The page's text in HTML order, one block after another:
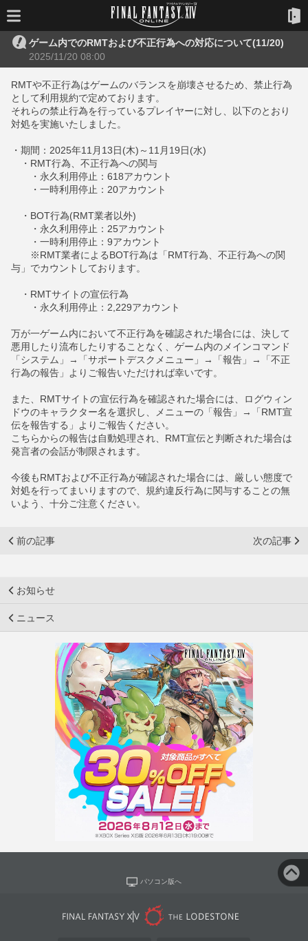
ゲーム内でのRMTおよび不正行為への対応について(11/20)
2025/11/20 08:00
RMTや不正行為はゲームのバランスを崩壊させるため、禁止行為
として利用規約で定めております。
それらの禁止行為を行っているプレイヤーに対し、以下のとおり
対処を実施いたしました。
・期間：2025年11月13日(木)～11月19日(水)
・RMT行為、不正行為への関与
・永久利用停止：618アカウント
・一時利用停止：20アカウント
・BOT行為(RMT業者以外)
・永久利用停止：25アカウント
・一時利用停止：9アカウント
※RMT業者によるBOT行為は「RMT行為、不正行為への関
与」でカウントしております。
・RMTサイトの宣伝行為
・永久利用停止：2,229アカウント
万が一ゲーム内において不正行為を確認された場合には、決して
悪用したり流布したりすることなく、ゲーム内のメインコマンド
「システム」→「サポートデスクメニュー」→「報告」→「不正
行為の報告」よりご報告いただければ幸いです。
また、RMTサイトの宣伝行為を確認された場合には、ログウィン
ドウのキャラクター名を選択し、メニューの「報告」→「RMT宣
伝を報告する」よりご報告ください。
こちらからの報告は自動処理され、RMT宣伝と判断された場合は
発言者の会話が制限されます。
今後もRMTおよび不正行為が確認された場合には、厳しい態度で
対処を行ってまいりますので、規約違反行為に関与することの無
いよう、十分ご注意ください。
前の記事 次の記事
お知らせ
ニュース
パソコン版へ